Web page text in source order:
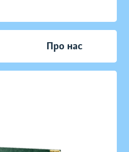
Про нас